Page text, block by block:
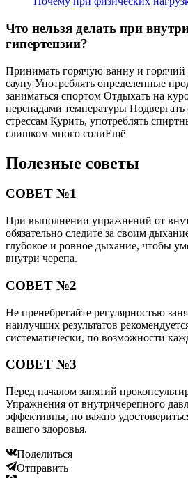
Что нельзя делать при
гипертензии?
Принимать горячую ванну и
сауну Употреблять определенные
заниматься спортом Отдыхать на
перепадами температуры
стрессам Курить, употреблять
слишком много солиЕщё
Полезные советы
СОВЕТ №1
При выполнении упражнений от
обязательно следите за своим
глубокое и ровное дыхание, чтобы
внутри черепа.
СОВЕТ №2
Не пренебрегайте регулярностью
наилучших результатов
систематически, по возможности
СОВЕТ №3
Перед началом занятий
Упражнения от внутричерепного
эффективны, но важно
вашего здоровья.
Поделиться
Отправить